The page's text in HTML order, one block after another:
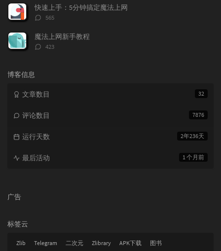
数：
快速上手：5分钟搞定魔法上网
评
数：
565
魔法上网新手教程
评
423
博客信息
32
文章数目
7876
评论数目
2年236天
运行天数
1 个月前
最后活动
广告
标签云
Zlib Telegram 二次元 Zlibrary APK下载
图书